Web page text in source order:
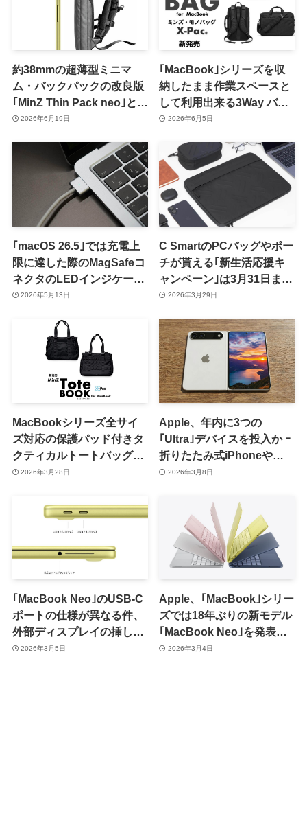
約38mmの超薄型ミニマ
ム・バックパックの改良版
｢MinZ Thin Pack neo｣と
｢MinZ Thin Pack Pro｣が登
2026年6月19日
｢MacBook｣シリーズを収
納したまま作業スペースと
して利用出来る3Way バッ
グ『MinZ mono BAG for
2026年6月5日
｢macOS 26.5｣では充電上
限に達した際のMagSafeコ
ネクタのLEDインジケータ
ー表示を改良
2026年5月13日
C SmartのPCバッグやポー
チが貰える｢新生活応援キ
ャンペーン｣は3月31日まで
ｰ ｢MacBook Neo｣と
(M5)｣も対象に
2026年3月29日
MacBookシリーズ全サイ
ズ対応の保護パッド付きタ
クティカルトートバッグ
「MinZ Tote Book for
2026年3月28日
Apple、年内に3つの
｢Ultra｣デバイスを投入か ｰ
折りたたみ式iPhoneや
OLEDディスプレイ搭載
2026年3月8日
｢MacBook Neo｣のUSB-C
ポートの仕様が異なる件、
外部ディスプレイの挿し間
違えはmacOS側が通知し
2026年3月5日
Apple、｢MacBook｣シリー
ズでは18年ぶりの新モデル
｢MacBook Neo｣を発表｜
A18 Proチップ搭載で価格
2026年3月4日